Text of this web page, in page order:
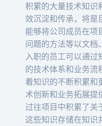
积累的大量技术知识
效沉淀和传承，将是
能够将公司成员在项
问题的方法等以文档
入职的员工可以通过
的技术体系和业务流
着知识的不断积累和
术创新和业务拓展提
过往项目中积累了关
这些知识存储在知识